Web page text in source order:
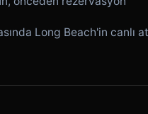
Long Beach'in canlı